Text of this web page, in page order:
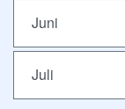
Juni
Juli